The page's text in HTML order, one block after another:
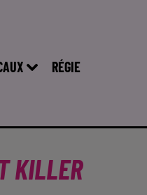
RÉGIE
KILLER